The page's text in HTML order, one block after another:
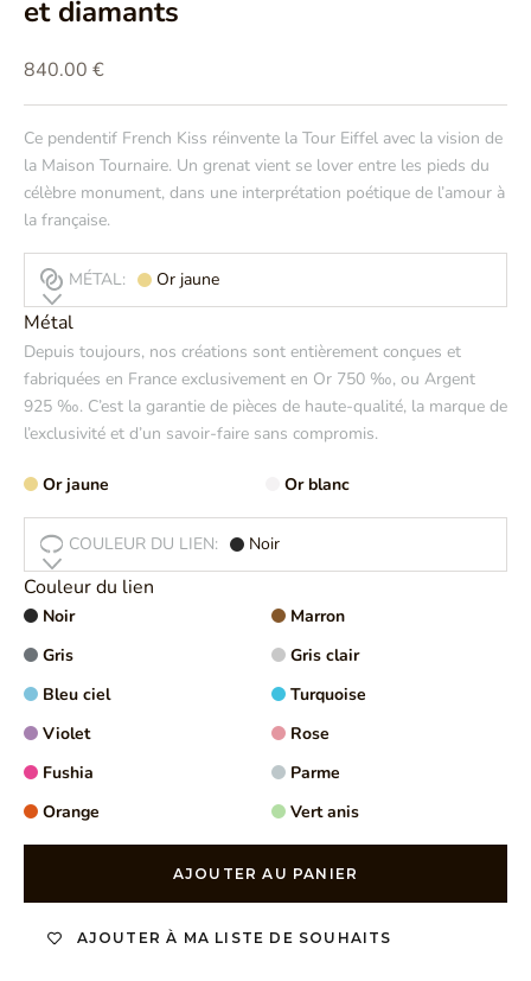
et diamants
Prix de vente
840.00 €
Ce pendentif French Kiss réinvente la Tour Eiffel avec la vision de
la Maison Tournaire. Un grenat vient se lover entre les pieds du
célèbre monument, dans une interprétation poétique de l’amour à
la française.
MÉTAL: Or jaune
Métal
Depuis toujours, nos créations sont entièrement conçues et
fabriquées en France exclusivement en Or 750 ‰, ou Argent
925 ‰. C’est la garantie de pièces de haute-qualité, la marque de
l’exclusivité et d’un savoir-faire sans compromis.
Or jaune Or blanc
COULEUR DU LIEN: Noir
Couleur du lien
Noir
Marron
Gris
Gris clair
Bleu ciel
Turquoise
Violet
Rose
Fushia
Parme
Orange
Vert anis
AJOUTER AU PANIER
AJOUTER À MA LISTE DE SOUHAITS